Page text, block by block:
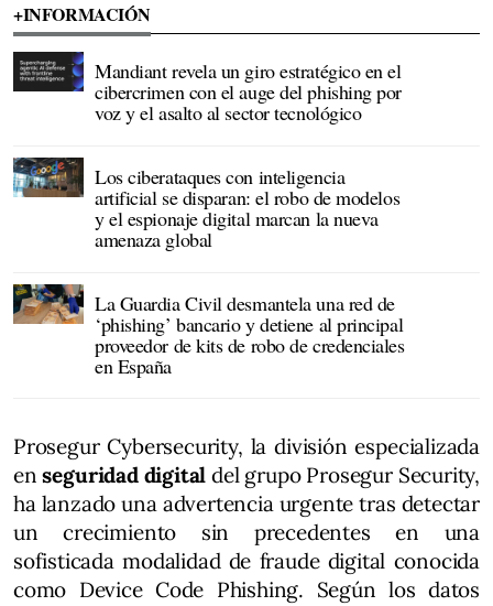
+INFORMACIÓN
Mandiant revela un giro estratégico en el
cibercrimen con el auge del phishing por
voz y el asalto al sector tecnológico
Los ciberataques con inteligencia
artificial se disparan: el robo de modelos
y el espionaje digital marcan la nueva
amenaza global
La Guardia Civil desmantela una red de
‘phishing’ bancario y detiene al principal
proveedor de kits de robo de credenciales
en España
Prosegur Cybersecurity, la división especializada
enseguridad digital del grupo Prosegur Security,
ha lanzado una advertencia urgente tras detectar
un crecimiento sin precedentes en una
sofisticada modalidad de fraude digital conocida
como Device Code Phishing. Según los datos